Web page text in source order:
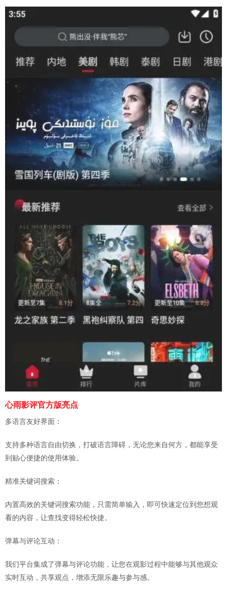
心雨影评官方版亮点
多语言友好界面：
支持多种语言自由切换，打破语言障碍，无论您来自何方，都能享受
到贴心便捷的使用体验。
精准关键词搜索：
内置高效的关键词搜索功能，只需简单输入，即可快速定位到您想观
看的内容，让查找变得轻松快捷。
弹幕与评论互动：
我们平台集成了弹幕与评论功能，让您在观影过程中能够与其他观众
实时互动，共享观点，增添无限乐趣与参与感。